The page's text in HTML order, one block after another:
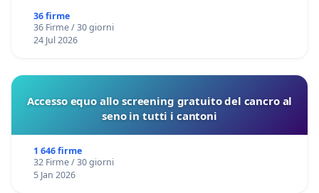
36 firme
36 Firme / 30 giorni
24 Jul 2026
Accesso equo allo screening gratuito del cancro al
seno in tutti i cantoni
1 646 firme
32 Firme / 30 giorni
5 Jan 2026